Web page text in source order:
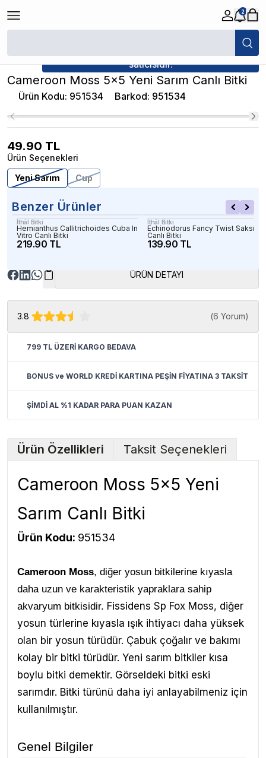
2
/
satıcısıdır.
Cameroon Moss 5x5 Yeni Sarım Canlı Bitki
Ürün Kodu: 951534 Barkod: 951534
49.90 TL
Ürün Seçenekleri
Yeni Sarım
Cup
Benzer Ürünler
İthâl Bitki
Hemianthus Callitrichoides Cuba In
Vitro Canlı Bitki
219.90 TL
İthâl Bitki
Echinodorus Fancy Twist Saksı
Canlı Bitki
139.90 TL
ÜRÜN DETAYI
3.8 (6 Yorum)
799 TL ÜZERİ KARGO BEDAVA
BONUS ve WORLD KREDİ KARTINA PEŞİN FİYATINA 3 TAKSİT
ŞİMDİ AL %1 KADAR PARA PUAN KAZAN
Ürün Özellikleri Taksit Seçenekleri
Cameroon Moss 5x5 Yeni
Sarım Canlı Bitki
Ürün Kodu: 951534
Cameroon Moss, diğer yosun bitkilerine kıyasla
daha uzun ve karakteristik yapraklara sahip
akvaryum bitkisidir. Fissidens Sp Fox Moss, diğer
yosun türlerine kıyasla ışık ihtiyacı daha yüksek
olan bir yosun türüdür. Çabuk çoğalır ve bakımı
kolay bir bitki türüdür. Yeni sarım bitkiler kısa
boylu bitki demektir. Görseldeki bitki eski
sarımdır. Bitki türünü daha iyi anlayabilmeniz için
kullanılmıştır.
Genel Bilgiler